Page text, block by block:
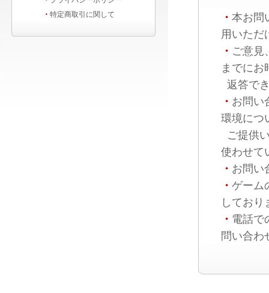
・ 特定商取引に関して ・ 本お問
用いただ
・ ご意見
までにお
返答で
・ お問い
環境につ
ご提供
使わせて
・ お問い
・ ゲーム
しており
・ 電話で
問い合わ